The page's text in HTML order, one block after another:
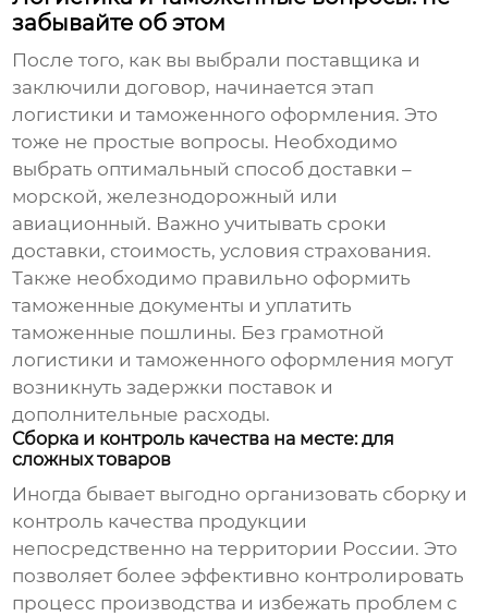
забывайте об этом
После того, как вы выбрали поставщика и
заключили договор, начинается этап
логистики и таможенного оформления. Это
тоже не простые вопросы. Необходимо
выбрать оптимальный способ доставки –
морской, железнодорожный или
авиационный. Важно учитывать сроки
доставки, стоимость, условия страхования.
Также необходимо правильно оформить
таможенные документы и уплатить
таможенные пошлины. Без грамотной
логистики и таможенного оформления могут
возникнуть задержки поставок и
дополнительные расходы.
Сборка и контроль качества на месте: для
сложных товаров
Иногда бывает выгодно организовать сборку и
контроль качества продукции
непосредственно на территории России. Это
позволяет более эффективно контролировать
процесс производства и избежать проблем с